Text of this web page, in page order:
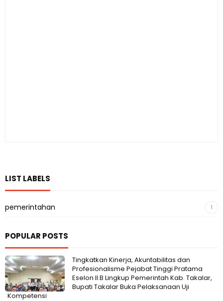
LIST LABELS
pemerintahan 1
POPULAR POSTS
Tingkatkan Kinerja, Akuntabilitas dan
Profesionalisme Pejabat Tinggi Pratama
Eselon II.B Lingkup Pemerintah Kab. Takalar,
Bupati Takalar Buka Pelaksanaan Uji
Kompetensi